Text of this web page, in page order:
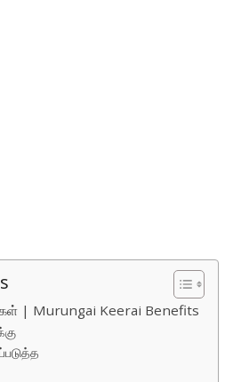
| Murungai Keerai Benefits